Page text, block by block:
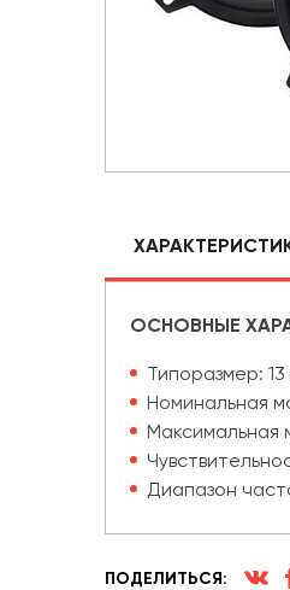
ОСНОВНЫЕ
Типоразмер:
Номинальная
Максимальная
Диапазон
ПОДЕЛИТЬСЯ: